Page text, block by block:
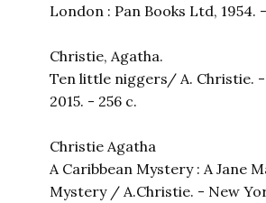
London : Pan Books Ltd, 1954.
Christie, Agatha.
Ten little niggers/ A. Christie.
2015. - 256 с.
Christie Agatha
A Caribbean Mystery : A Jane
Mystery / A.Christie. - New